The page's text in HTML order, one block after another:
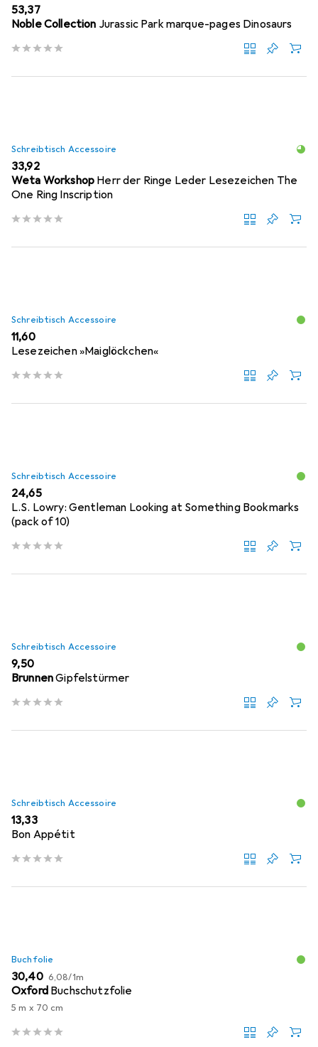
EUR
53,37
Noble Collection Jurassic Park marque-pages Dinosaurs
Schreibtisch Accessoire
EUR
33,92
Weta Workshop Herr der Ringe Leder Lesezeichen The
One Ring Inscription
Schreibtisch Accessoire
EUR
11,60
Lesezeichen »Maiglöckchen«
Schreibtisch Accessoire
EUR
24,65
L.S. Lowry: Gentleman Looking at Something Bookmarks
(pack of 10)
Schreibtisch Accessoire
EUR
9,50
BrunnenGipfelstürmer
Schreibtisch Accessoire
EUR
13,33
Bon Appétit
Buchfolie
EUR
30,40 EUR
6,08/1m
Oxford Buchschutzfolie
5 m x 70 cm